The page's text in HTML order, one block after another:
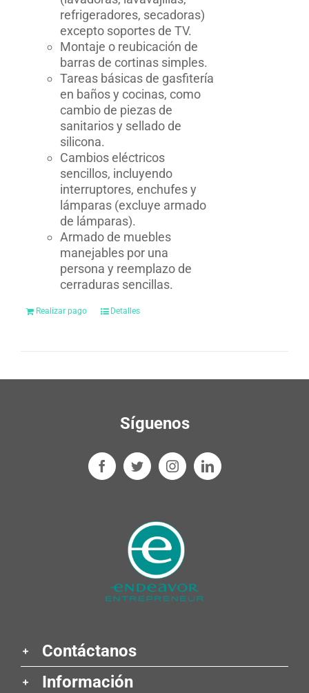
refrigeradores, secadoras)
excepto soportes de TV.
Montaje o reubicación de
barras de cortinas simples.
Tareas básicas de gasfitería
en baños y cocinas, como
cambio de piezas de
sanitarios y sellado de
silicona.
Cambios eléctricos
sencillos, incluyendo
interruptores, enchufes y
lámparas (excluye armado
de lámparas).
Armado de muebles
manejables por una
persona y reemplazo de
cerraduras sencillas.
Realizar pago Detalles
Síguenos
Contáctanos
Información